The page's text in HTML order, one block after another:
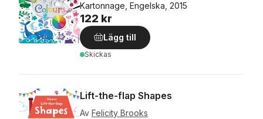
Kartonnage, Engelska, 2015
122 kr
Lägg till
Skickas
Lift-the-flap Shapes
Av Felicity Brooks